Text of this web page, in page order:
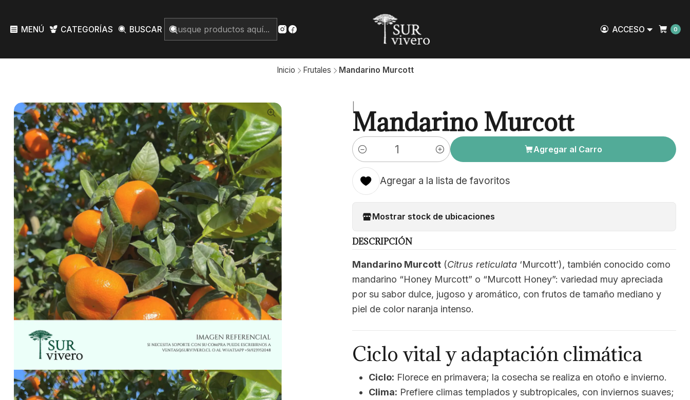
MENÚ CATEGORÍAS BUSCAR ACCESO 0
Inicio Frutales Mandarino Murcott
Mandarino Murcott
Cantidad
Agregar al Carro
Agregar a la lista de favoritos
Mostrar stock de ubicaciones
DESCRIPCIÓN
Mandarino Murcott(Citrus reticulata‘Murcott’), también conocido como
mandarino “Honey Murcott” o “Murcott Honey”: variedad muy apreciada
por su sabor dulce, jugoso y aromático, con frutos de tamaño mediano y
piel de color naranja intenso.
Ciclo vital y adaptación climática
Ciclo: Florece en primavera; la cosecha se realiza en otoño e invierno.
Clima: Prefiere climas templados y subtropicales, con inviernos suaves;